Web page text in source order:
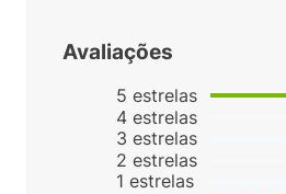
Avaliações
5 estrelas
4 estrelas
3 estrelas
2 estrelas
1 estrelas